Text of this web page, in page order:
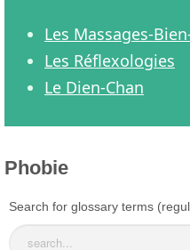
Les Massages-
Les Réflexologies
Le Dien-Chan
Phobie
Search for glossary terms